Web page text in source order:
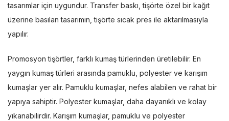
tasarımlar için uygundur. Transfer baskı, tişörte özel bir kağıt
üzerine basılan tasarımın, tişörte sıcak pres ile aktarılmasıyla
yapılır.
Promosyon tişörtler, farklı kumaş türlerinden üretilebilir. En
yaygın kumaş türleri arasında pamuklu, polyester ve karışım
kumaşlar yer alır. Pamuklu kumaşlar, nefes alabilen ve rahat bir
yapıya sahiptir. Polyester kumaşlar, daha dayanıklı ve kolay
yıkanabilirdir. Karışım kumaşlar, pamuklu ve polyester